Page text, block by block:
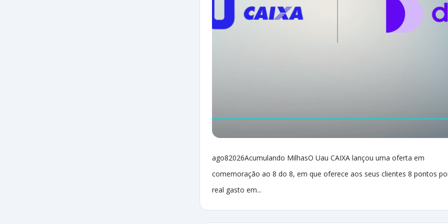
ago82026Acumulando MilhasO Uau CAIXA lançou uma oferta em
comemoração ao 8 do 8, em que oferece aos seus clientes 8 pontos
real gasto em...